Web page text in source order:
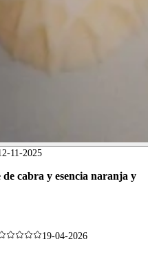
11-2025
de cabra y esencia naranja y
19-04-2026